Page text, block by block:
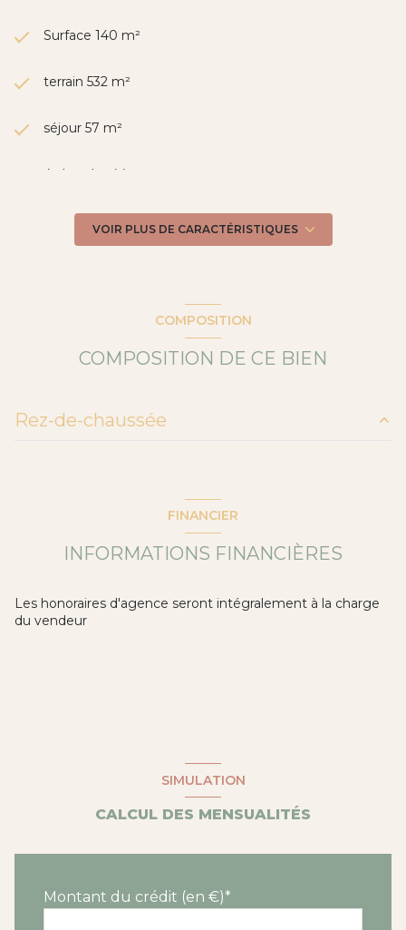
Surface 140 m²
terrain 532 m²
séjour 57 m²
4 chambre(s)
1 salle(s) de bain
cuisine américaine (équipée)
côté(s) mitoyen(s)
VOIR PLUS DE CARACTÉRISTIQUES
COMPOSITION
COMPOSITION DE CE BIEN
Rez-de-chaussée
SL+SJ+CUIS. US
15 m²
CELLIER
FINANCIER
INFORMATIONS FINANCIÈRES
Les honoraires d'agence seront intégralement à la charge
du vendeur
SIMULATION
CALCUL DES MENSUALITÉS
Montant du crédit (en €)*